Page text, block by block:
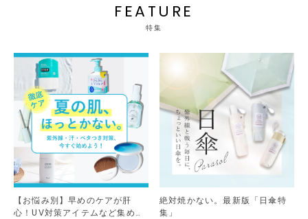
FEATURE
特集
【お悩み別】早めのケアが肝
心！UV対策アイテムなど集めま
絶対焼かない。最新版「日傘特
集」